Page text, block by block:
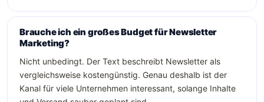
Brauche ich ein großes Budget für Newsletter
Marketing?
Nicht unbedingt. Der Text beschreibt Newsletter als
vergleichsweise kostengünstig. Genau deshalb ist der
Kanal für viele Unternehmen interessant, solange Inhalte